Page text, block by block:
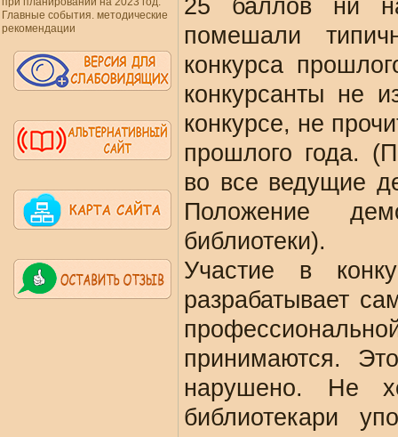
Главные события. методические
рекомендации
25 баллов ни
помешали
конкурса
конкурсанты не
конкурсе, не
прошлого года.
во все ведущие
Положение
библиотеки).
Участие в
разрабатывает
принимаются.
нарушено. Не
библиотекари